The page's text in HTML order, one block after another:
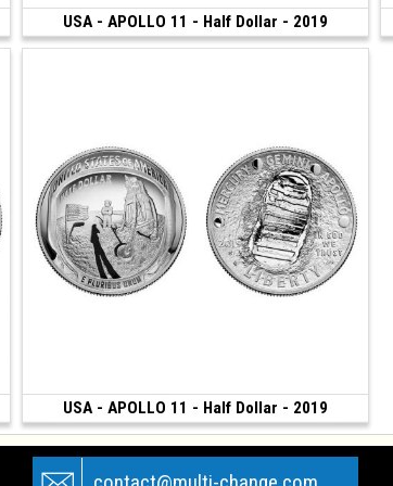
USA - APOLLO 11 - Half Dollar - 2019180 €
(2019 • San Francisco)
USA - APOLLO 11 - Half Dollar - 2019180 €
(2019 • San Francisco • 11.34 g)